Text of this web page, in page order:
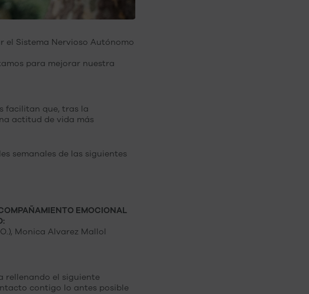
Sistema Nervioso Autónomo
para mejorar nuestra
facilitan que, tras la
actitud de vida más
semanales de las siguientes
EMOCIONAL
Monica Alvarez Mallol
rellenando el siguiente
contigo lo antes posible